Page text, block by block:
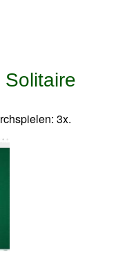
Solitaire
3x.